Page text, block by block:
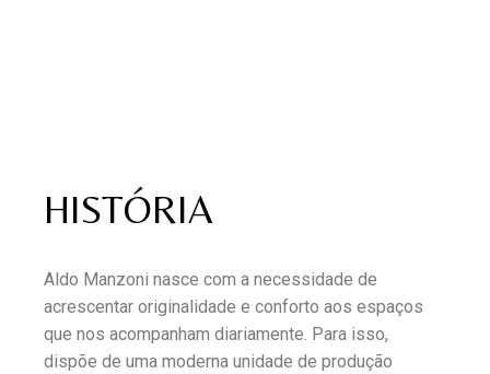
HISTÓRIA
Aldo Manzoni nasce com a necessidade de
acrescentar originalidade e conforto aos espaços
que nos acompanham diariamente. Para isso,
dispõe de uma moderna unidade de produção